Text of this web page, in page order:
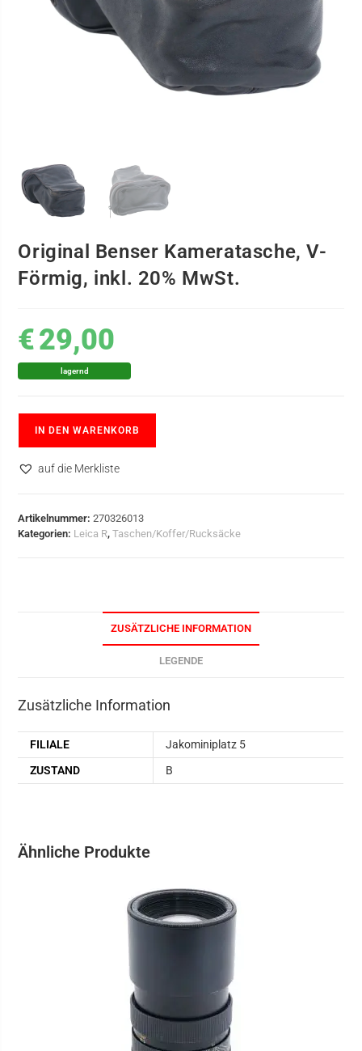
Original Benser Kameratasche, V-
Förmig, inkl. 20% MwSt.
€29,00
lagernd
IN DEN WARENKORB
auf die Merkliste
Artikelnummer:270326013
Kategorien: Leica R,Taschen/Koffer/Rucksäcke
ZUSÄTZLICHE INFORMATION
LEGENDE
Zusätzliche Information
FILIALE
Jakominiplatz 5
ZUSTAND
B
Ähnliche Produkte